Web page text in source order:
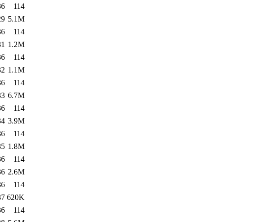
114
5.1M
114
1.2M
114
1.1M
114
6.7M
114
3.9M
114
1.8M
114
2.6M
114
620K
114